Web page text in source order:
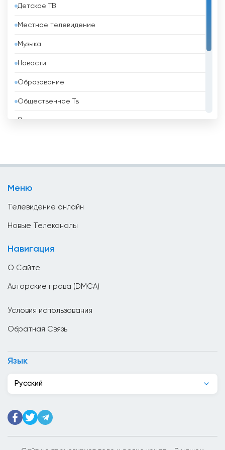
Бахрейн
Беларусь
Белиз
Бельгия
Бенин
Болгария
Гаити
Гонк Конг
Грузия
Детское ТВ
Местное телевидение
Музыка
Новости
Образование
Общественное Тв
Политические
Меню
Телевидение онлайн
Новые Телеканалы
Навигация
О Сайте
Авторские права (DMCA)
Условия использования
Обратная Связь
Язык
Русский